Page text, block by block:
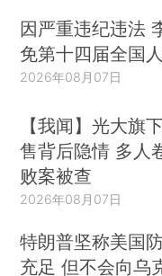
因严重违纪违法
免第十四届全国
2026年08月07日
【我闻】光大旗
售背后隐情 多人
败案被查
2026年08月07日
特朗普坚称美国
充足 但不会向乌